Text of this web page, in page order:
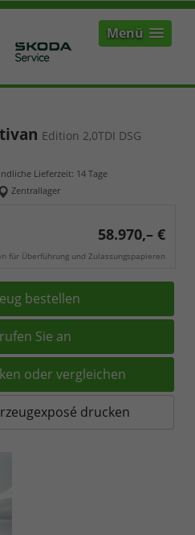
Menü
Edition 2,0TDI DSG
Lieferzeit: 14 Tage
Zentrallager
58.970,– €
für Überführung und Zulassungspapieren
bestellen
Sie an
oder vergleichen
drucken